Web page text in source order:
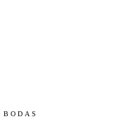
BODAS